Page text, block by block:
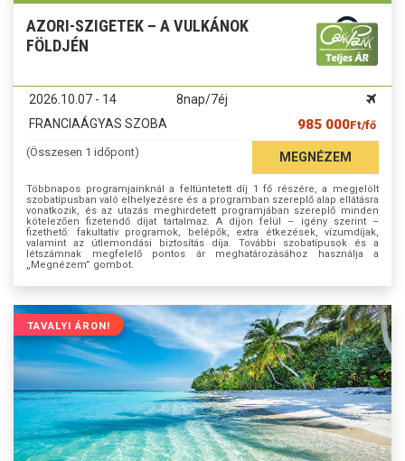
AZORI-SZIGETEK – A VULKÁNOK
FÖLDJÉN
2026.10.07 - 14
8nap/7éj
FRANCIAÁGYAS SZOBA
985 000Ft/fő
(Összesen 1 időpont) MEGNÉZEM
Többnapos programjainknál a feltüntetett díj 1 fő részére, a megjelölt
szobatípusban való elhelyezésre és a programban szereplő alap ellátásra
vonatkozik, és az utazás meghirdetett programjában szereplő minden
kötelezően fizetendő díjat tartalmaz. A díjon felül – igény szerint –
fizethető: fakultatív programok, belépők, extra étkezések, vízumdíjak,
valamint az útlemondási biztosítás díja. További szobatípusok és a
létszámnak megfelelő pontos ár meghatározásához használja a
„Megnézem” gombot.
TAVALYI ÁRON!